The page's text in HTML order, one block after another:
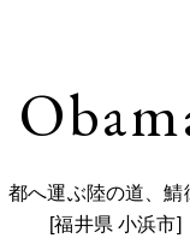
都へ運ぶ陸の道、鯖
[福井県 小浜市]